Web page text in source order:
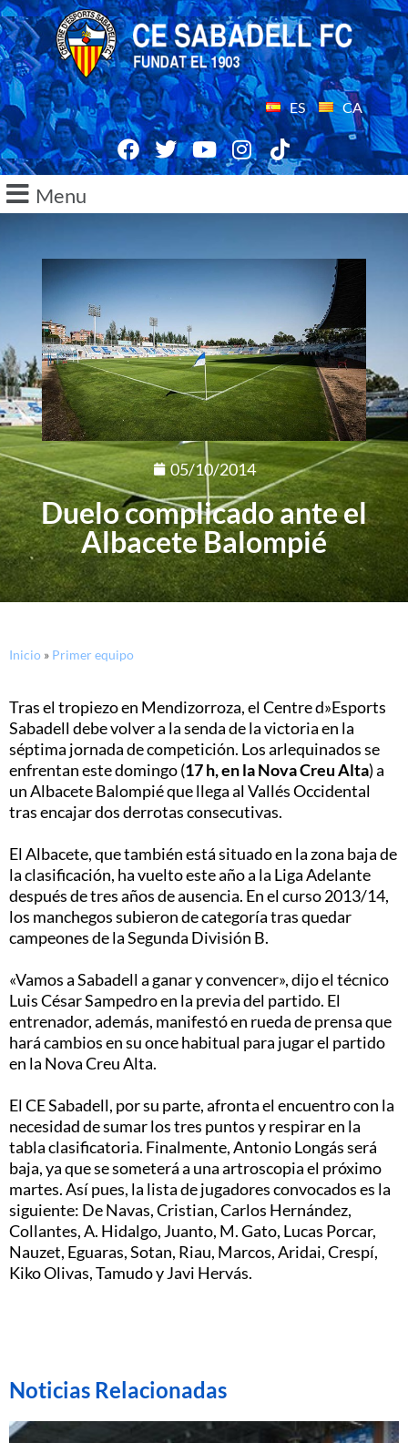
ES CA
Menu
05/10/2014
Duelo complicado ante el
Albacete Balompié
Inicio » Primer equipo
Tras el tropiezo en Mendizorroza, el Centre d»Esports
Sabadell debe volver a la senda de la victoria en la
séptima jornada de competición. Los arlequinados se
enfrentan este domingo (17 h, en la Nova Creu Alta) a
un Albacete Balompié que llega al Vallés Occidental
tras encajar dos derrotas consecutivas.
El Albacete, que también está situado en la zona baja de
la clasificación, ha vuelto este año a la Liga Adelante
después de tres años de ausencia. En el curso 2013/14,
los manchegos subieron de categoría tras quedar
campeones de la Segunda División B.
«Vamos a Sabadell a ganar y convencer», dijo el técnico
Luis César Sampedro en la previa del partido. El
entrenador, además, manifestó en rueda de prensa que
hará cambios en su once habitual para jugar el partido
en la Nova Creu Alta.
El CE Sabadell, por su parte, afronta el encuentro con la
necesidad de sumar los tres puntos y respirar en la
tabla clasificatoria. Finalmente, Antonio Longás será
baja, ya que se someterá a una artroscopia el próximo
martes. Así pues, la lista de jugadores convocados es la
siguiente: De Navas, Cristian, Carlos Hernández,
Collantes, A. Hidalgo, Juanto, M. Gato, Lucas Porcar,
Nauzet, Eguaras, Sotan, Riau, Marcos, Aridai, Crespí,
Kiko Olivas, Tamudo y Javi Hervás.
Noticias Relacionadas